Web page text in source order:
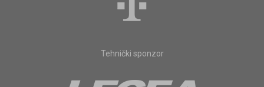
Tehnički sponzor